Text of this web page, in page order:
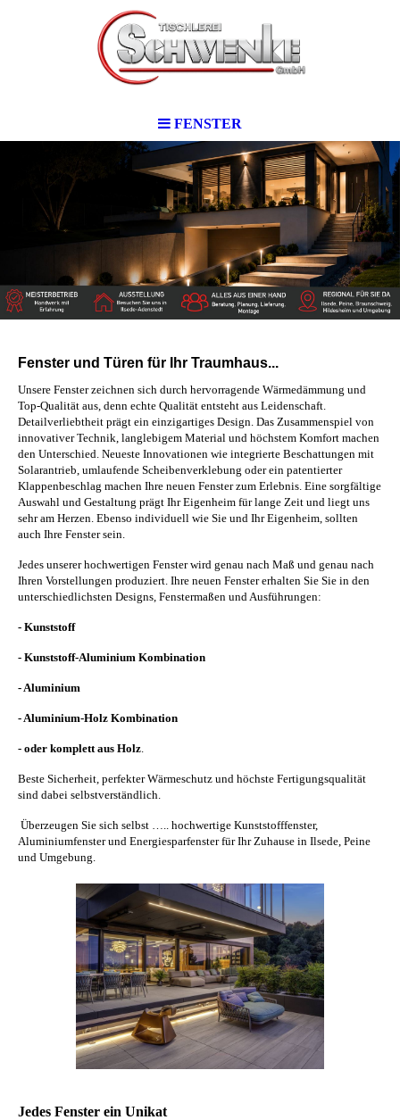
FENSTER
Fenster und Türen für Ihr Traumhaus...
Unsere Fenster zeichnen sich durch hervorragende Wärmedämmung und
Top-Qualität aus, denn echte Qualität entsteht aus Leidenschaft.
Detailverliebtheit prägt ein einzigartiges Design. Das Zusammenspiel von
innovativer Technik, langlebigem Material und höchstem Komfort machen
den Unterschied. Neueste Innovationen wie integrierte Beschattungen mit
Solarantrieb, umlaufende Scheibenverklebung oder ein patentierter
Klappenbeschlag machen Ihre neuen Fenster zum Erlebnis. Eine sorgfältige
Auswahl und Gestaltung prägt Ihr Eigenheim für lange Zeit und liegt uns
sehr am Herzen. Ebenso individuell wie Sie und Ihr Eigenheim, sollten
auch Ihre Fenster sein.
Jedes unserer hochwertigen Fenster wird genau nach Maß und genau nach
Ihren Vorstellungen produziert. Ihre neuen Fenster erhalten Sie Sie in den
unterschiedlichsten Designs, Fenstermaßen und Ausführungen:
- Kunststoff
- Kunststoff-Aluminium Kombination
- Aluminium
- Aluminium-Holz Kombination
- oder komplett aus Holz.
Beste Sicherheit, perfekter Wärmeschutz und höchste Fertigungsqualität
sind dabei selbstverständlich.
Überzeugen Sie sich selbst ….. hochwertige Kunststofffenster,
Aluminiumfenster und Energiesparfenster für Ihr Zuhause in Ilsede, Peine
und Umgebung.
Jedes Fenster ein Unikat